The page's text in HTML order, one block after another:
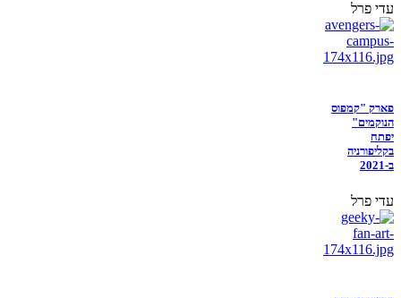
עדי פרל
פארק "קמפוס
הנוקמים"
יפתח
בקליפורניה
ב-2021
עדי פרל